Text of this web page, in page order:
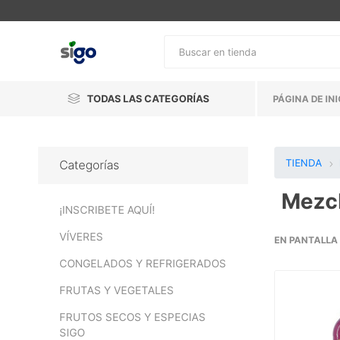
TODAS LAS CATEGORÍAS PÁGINA DE
TIENDA
EN PANTALLA
Categorías
¡INSCRIBETE AQUÍ!
VÍVERES
CONGELADOS Y REFRIGERADOS
FRUTAS Y VEGETALES
FRUTOS SECOS Y ESPECIAS
SIGO